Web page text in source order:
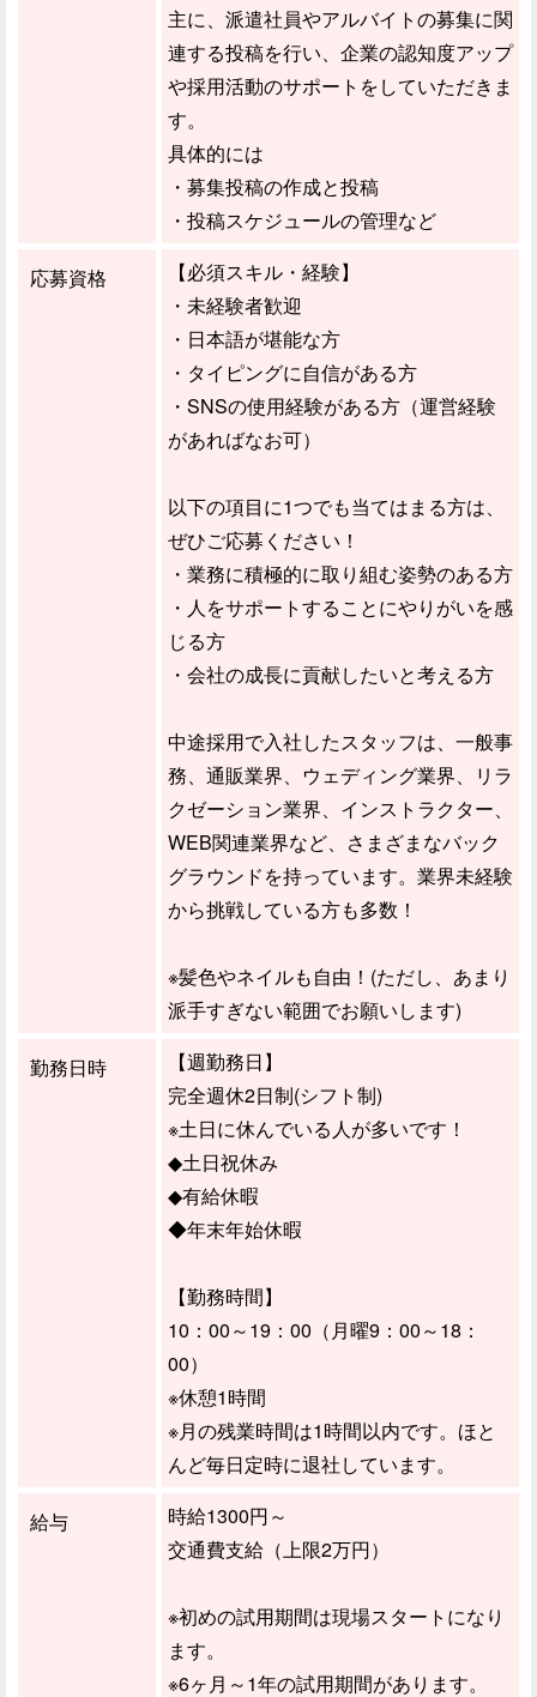
主に、派遣社員やアルバイトの募集に関
連する投稿を行い、企業の認知度アップ
や採用活動のサポートをしていただきま
す。
具体的には
・募集投稿の作成と投稿
・投稿スケジュールの管理など
応募資格
【必須スキル・経験】
・未経験者歓迎
・日本語が堪能な方
・タイピングに自信がある方
・SNSの使用経験がある方（運営経験
があればなお可）
以下の項目に1つでも当てはまる方は、
ぜひご応募ください！
・業務に積極的に取り組む姿勢のある方
・人をサポートすることにやりがいを感
じる方
・会社の成長に貢献したいと考える方
中途採用で入社したスタッフは、一般事
務、通販業界、ウェディング業界、リラ
クゼーション業界、インストラクター、
WEB関連業界など、さまざまなバック
グラウンドを持っています。業界未経験
から挑戦している方も多数！
※髪色やネイルも自由！(ただし、あまり
派手すぎない範囲でお願いします)
勤務日時
【週勤務日】
完全週休2日制(シフト制)
※土日に休んでいる人が多いです！
◆土日祝休み
◆有給休暇
◆年末年始休暇
【勤務時間】
10：00～19：00（月曜9：00～18：
00）
※休憩1時間
※月の残業時間は1時間以内です。ほと
んど毎日定時に退社しています。
給与
時給1300円～
交通費支給（上限2万円）
※初めの試用期間は現場スタートになり
ます。
※6ヶ月～1年の試用期間があります。